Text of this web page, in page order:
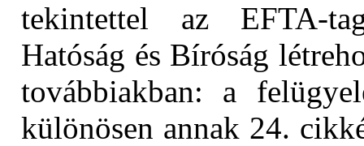
tekintettel az EFTA-
Hatóság és Bíróság
továbbiakban: a
különösen annak 24.